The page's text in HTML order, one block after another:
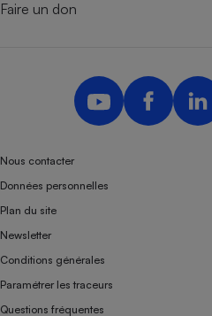
Faire un don
Nous contacter
Données personnelles
Plan du site
Newsletter
Conditions générales
Paramétrer les traceurs
Questions fréquentes